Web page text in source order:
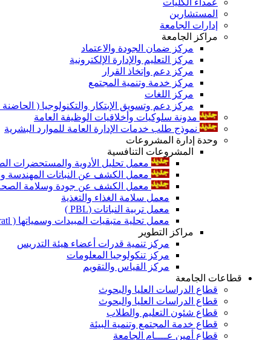
المستشارين
إدارات الجامعة
مراكز الجامعة
مركز ضمان الجودة والاعتماد
مركز التعليم والإدارة الإلكترونية
مركز دعم وإتخاذ القرار
مركز خدمة وتنمية المجتمع
مركز اللغات
مركز دعم وتسويق الإبتكار والتكنولوجيا ( الحاضنة
مدونة سلوكيات وأخلاقيات الوظيفة العامة
نموذج طلب خدمات الإدارة العامة للموارد البشرية
وحدة إدارة المشروعات
المشروعات التنافسية
معمل تحليل الأدوية والمستحضرات
معمل الكشف عن النباتات المهندسة
معمل الكشف عن جودة وسلامة الصحة
معمل سلامة الغذاء والتغذية
معمل تربية النباتات (PBL )
معمل تحلية متبقيات المبيدات وسمياتها ( Pratl )
مراكز التطوير
مركز تنمية قدرات أعضاء هيئة التدريس
مركز تنكولوجيا المعلومات
مركز القياس والتقويم
قطاعات الجامعة
قطاع الدراسات العليا والبحوث
قطاع الدراسات العليا والبحوث
قطاع شئون التعليم والطلاب
قطاع خدمة المجتمع وتنمية البيئة
قطاع أمين عــــام الجامعة